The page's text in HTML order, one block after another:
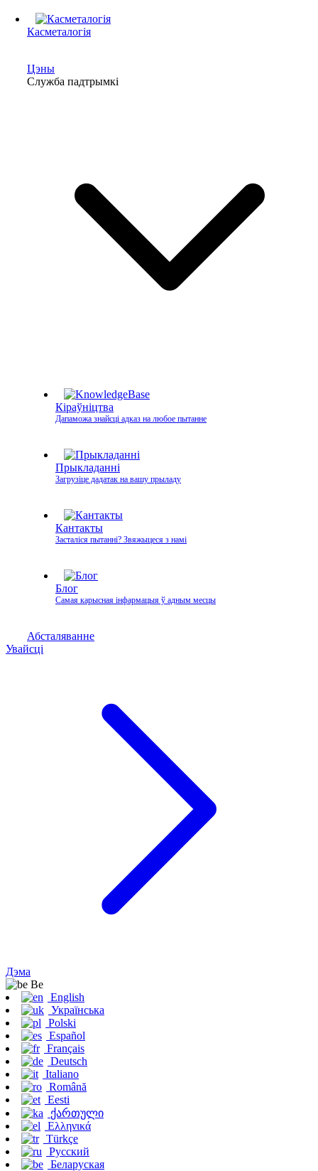
Касметалогія
Цэны
Служба падтрымкі
Кіраўніцтва
Дапаможа знайсці адказ на любое пытанне
Прыкладанні
Загрузіце дадатак на вашу прыладу
Кантакты
Засталіся пытанні? Звяжыцеся з намі
Блог
Самая карысная інфармацыя ў адным месцы
Абсталяванне
Увайсці
Дэма
Be
English
Українська
Polski
Español
Français
Deutsch
Italiano
Română
Eesti
ქართული
Ελληνικά
Türkçe
Русский
Беларуская